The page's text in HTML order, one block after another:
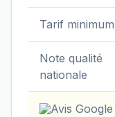
Tarif minimum
Note qualité
nationale
Avis Google